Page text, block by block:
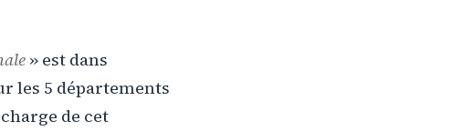
» est dans
les 5 départements
de cet